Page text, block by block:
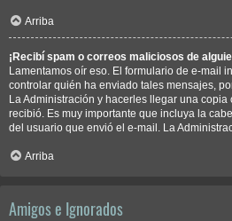
Arriba
¡Recibí spam o correos maliciosos de
Lamentamos oír eso. El formulario de e-mail
controlar quién ha enviado tales mensajes,
La Administración y hacerles llegar una
recibió. Es muy importante que incluya la
del usuario que envió el e-mail. La
Arriba
Amigos e Ignorados